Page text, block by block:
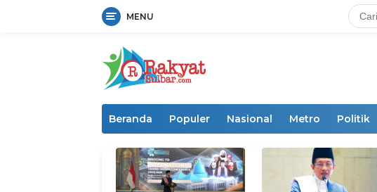
MENU
Beranda Populer Nasional Metro Politik